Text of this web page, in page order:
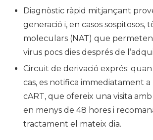
Diagnòstic ràpid mitjançant
generació i, en casos sospitosos,
moleculars (NAT) que
virus pocs dies després de
Circuit de derivació exprés:
cas, es notifica immediatament a
cART, que ofereix una visita amb
en menys de 48 hores i
tractament el mateix dia.